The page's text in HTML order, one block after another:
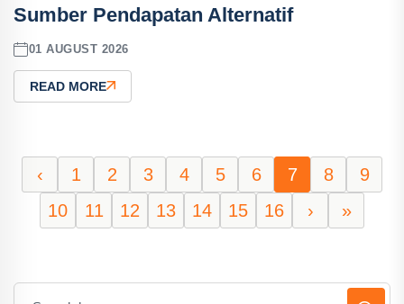
Sumber Pendapatan Alternatif
01 AUGUST 2026
READ MORE
‹ 1 2 3 4 5 6 7 8
9
10
11 12 13 14 15 16 › »